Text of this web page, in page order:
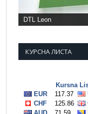
DTL Leon
КУРСНА ЛИСТА